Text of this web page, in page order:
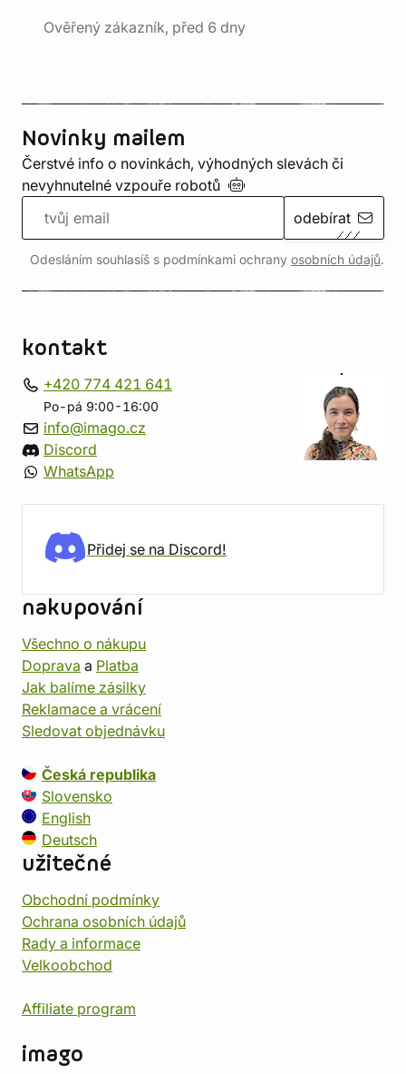
Ověřený zákazník, před 6 dny
Novinky mailem
Čerstvé info o novinkách, výhodných slevách či
nevyhnutelné vzpouře robotů
odebírat
Odesláním souhlasíš s podmínkami ochrany osobních údajů.
kontakt
+420 774 421 641
Po-pá 9:00-16:00
info@imago.cz
Discord
WhatsApp
Přidej se na Discord!
nakupování
Všechno o nákupu
Doprava a Platba
Jak balíme zásilky
Reklamace a vrácení
Sledovat objednávku
Česká republika
Slovensko
English
Deutsch
užitečné
Obchodní podmínky
Ochrana osobních údajů
Rady a informace
Velkoobchod
Affiliate program
imago